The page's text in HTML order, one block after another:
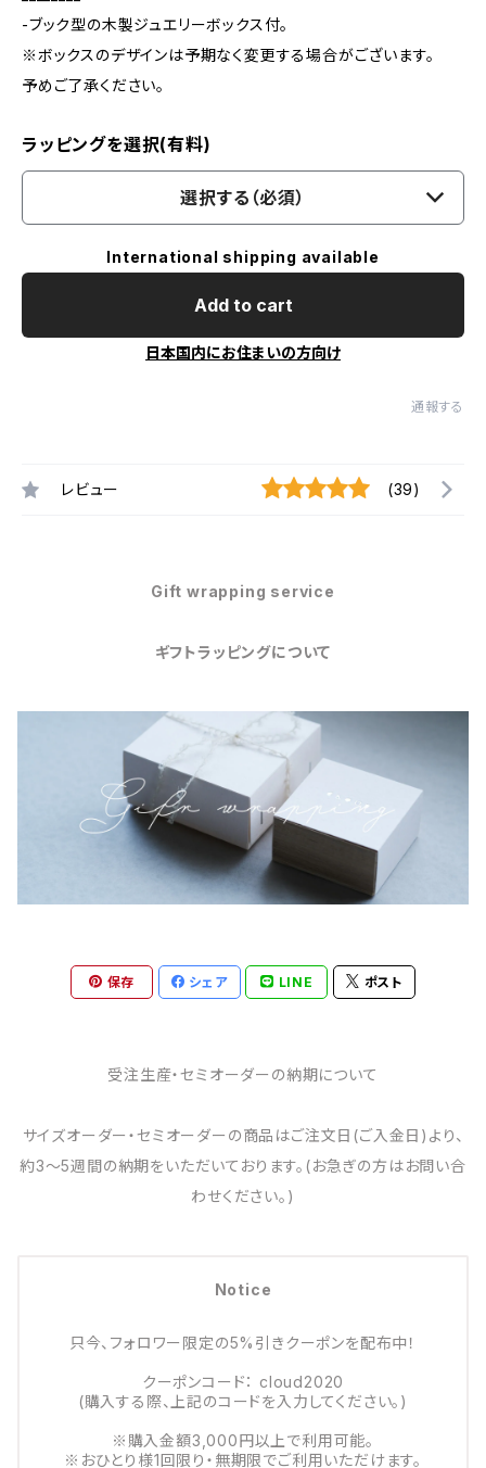
-ブック型の木製ジュエリーボックス付。
※ボックスのデザインは予期なく変更する場合がございます。
予めご了承ください。
ラッピングを選択(有料)
選択する（必須）
International shipping available
Add to cart
日本国内にお住まいの方向け
通報する
レビュー (39)
Gift wrapping service
ギフトラッピングについて
保存 シェア LINE ポスト
受注生産・セミオーダーの納期について
サイズオーダー・セミオーダーの商品はご注文日(ご入金日)より、
約3～5週間の納期をいただいております。(お急ぎの方はお問い合
わせください。)
Notice
只今、フォロワー限定の5%引きクーポンを配布中！
クーポンコード： cloud2020
(購入する際、上記のコードを入力してください。)
※購入金額3,000円以上で利用可能。
※おひとり様1回限り・無期限でご利用いただけます。